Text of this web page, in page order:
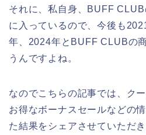
それに、私自身、BUFF
に入っているので、今後も
年、2024年とBUFF CLUBの
うんですよね。
なのでこちらの記事では、ク
お得なボーナスセールなどの
た結果をシェアさせていただ